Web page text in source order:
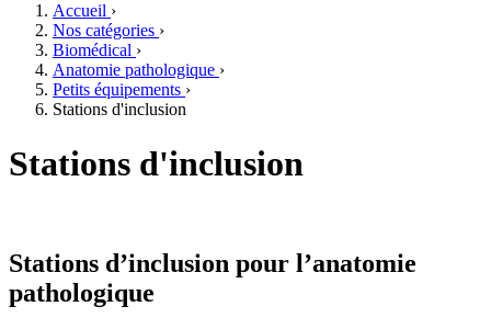
Accueil ›
Nos catégories ›
Biomédical ›
Anatomie pathologique ›
Petits équipements ›
Stations d'inclusion
Stations d'inclusion
Stations d’inclusion pour l’anatomie
pathologique